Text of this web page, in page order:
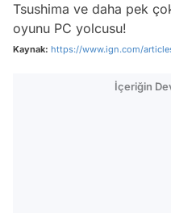
Tsushima ve daha pek
oyunu PC yolcusu!
Kaynak: https://www.ign.com/
İçeriğin